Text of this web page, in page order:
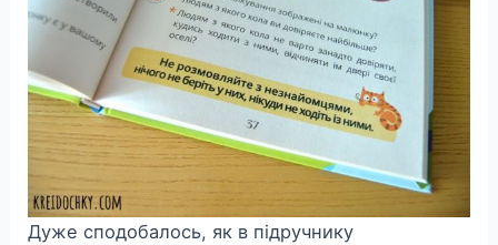
Дуже сподобалось, як в підручнику